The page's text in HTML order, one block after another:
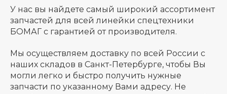
У нас вы найдете самый широкий ассортимент
запчастей для всей линейки спецтехники
БОМАГ с гарантией от производителя.
Мы осуществляем доставку по всей России с
наших складов в Санкт-Петербурге, чтобы Вы
могли легко и быстро получить нужные
запчасти по указанному Вами адресу. Не